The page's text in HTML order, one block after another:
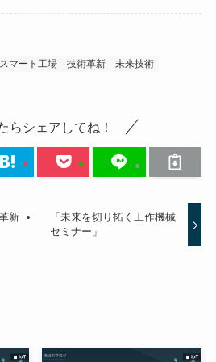
スマート工場 技術革新
未来技術
らシェアしてね！
新
「未来を切り拓く工作機械
セミナー」